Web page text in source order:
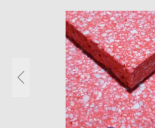
Bildergalerie überspringen